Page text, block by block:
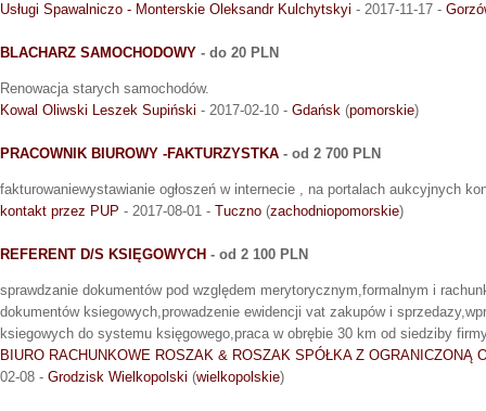
Usługi Spawalniczo - Monterskie Oleksandr Kulchytskyi - 2017-11-17 -
BLACHARZ SAMOCHODOWY - do 20 PLN
Renowacja starych samochodów.
Kowal Oliwski Leszek Supiński - 2017-02-10 - Gdańsk (pomorskie)
PRACOWNIK BIUROWY -FAKTURZYSTKA - od 2 700 PLN
fakturowaniewystawianie ogłoszeń w internecie , na portalach aukcyjnych
kontakt przez PUP - 2017-08-01 - Tuczno (zachodniopomorskie)
REFERENT D/S KSIĘGOWYCH - od 2 100 PLN
sprawdzanie dokumentów pod względem merytorycznym,formalnym i
dokumentów ksiegowych,prowadzenie ewidencji vat zakupów i
ksiegowych do systemu księgowego,praca w obrębie 30 km od siedziby
BIURO RACHUNKOWE ROSZAK & ROSZAK SPÓŁKA Z OGRANICZONĄ
02-08 - Grodzisk Wielkopolski (wielkopolskie)